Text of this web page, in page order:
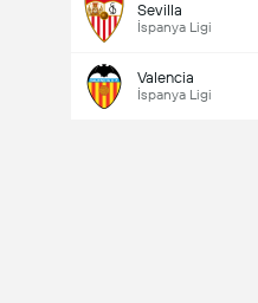
Sevilla
İspanya Ligi
Valencia
İspanya Ligi